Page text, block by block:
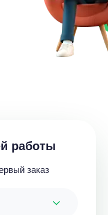
работы
заказ